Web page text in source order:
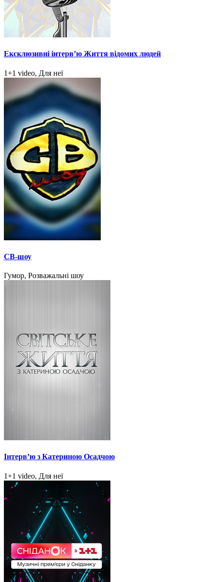
Ексклюзивні інтерв’ю Життя відомих людей
1+1 video, Для неї
СВ-шоу
Гумор, Розважальні шоу
Інтерв’ю з Катериною Осадчою
1+1 video, Для неї